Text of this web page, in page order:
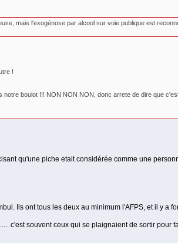
mais l'exogénose par alcool sur voie publique est
!
boulot !!! NON NON NON, donc arrete de dire que
qu'une piche etait considérée comme une
Ils ont tous les deux au minimum l'AFPS, et il y a
c'est souvent ceux qui se plaignaient de sortir pour